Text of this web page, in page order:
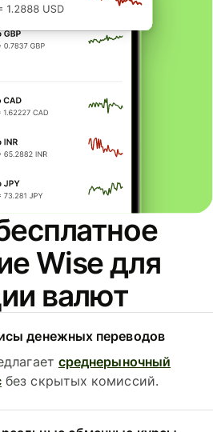
Wise для
валют
денежных переводов
среднерыночный
без скрытых комиссий.